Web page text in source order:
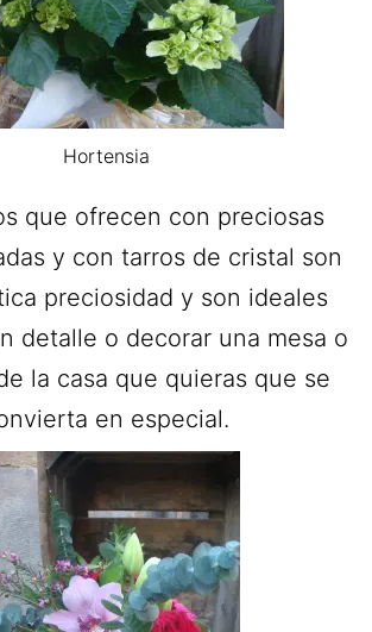
Hortensia
que ofrecen con preciosas
y con tarros de cristal son
preciosidad y son ideales
detalle o decorar una mesa o
la casa que quieras que se
en especial.